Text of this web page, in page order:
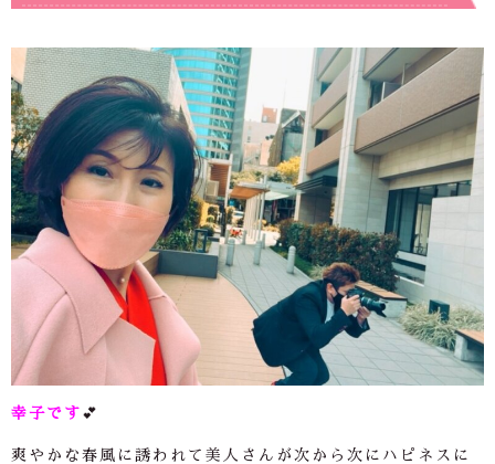
幸子です 💕
爽やかな春風に誘われて美人さんが次から次にハピネスに